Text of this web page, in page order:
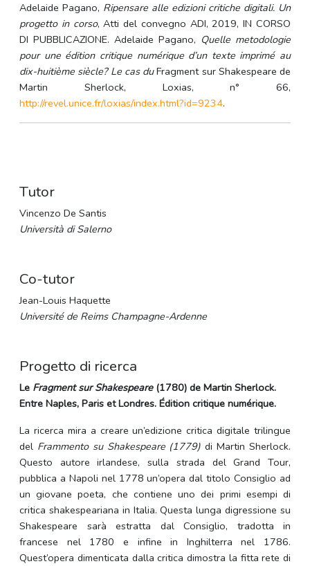
Adelaide Pagano, Ripensare alle edizioni critiche digitali. Un
progetto in corso, Atti del convegno ADI, 2019, IN CORSO
DI PUBBLICAZIONE. Adelaide Pagano, Quelle metodologie
pour une édition critique numérique d’un texte imprimé au
dix-huitième siècle? Le cas duFragment sur Shakespeare de
Martin Sherlock, Loxias, n° 66,
http://revel.unice.fr/loxias/index.html?id=9234.
Tutor
Vincenzo De Santis
Università di Salerno
Co-tutor
Jean-Louis Haquette
Université de Reims Champagne-Ardenne
Progetto di ricerca
Le Fragment sur Shakespeare(1780) de Martin Sherlock.
Entre Naples, Paris et Londres. Édition critique numérique.
La ricerca mira a creare un’edizione critica digitale trilingue
del Frammento su Shakespeare (1779)di Martin Sherlock.
Questo autore irlandese, sulla strada del Grand Tour,
pubblica a Napoli nel 1778 un’opera dal titolo Consiglio ad
un giovane poeta, che contiene uno dei primi esempi di
critica shakespeariana in Italia. Questa lunga digressione su
Shakespeare sarà estratta dal Consiglio, tradotta in
francese nel 1780 e infine in Inghilterra nel 1786.
Quest’opera dimenticata dalla critica dimostra la fitta rete di